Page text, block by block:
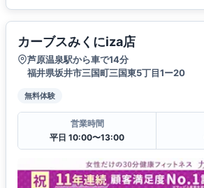
カーブスみくにiza店
芦原温泉駅から車で14分
福井県坂井市三国町三国東5丁目1ー20
無料体験
営業時間
平日 10:00〜13:00